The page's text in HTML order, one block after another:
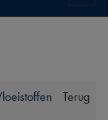
Terug